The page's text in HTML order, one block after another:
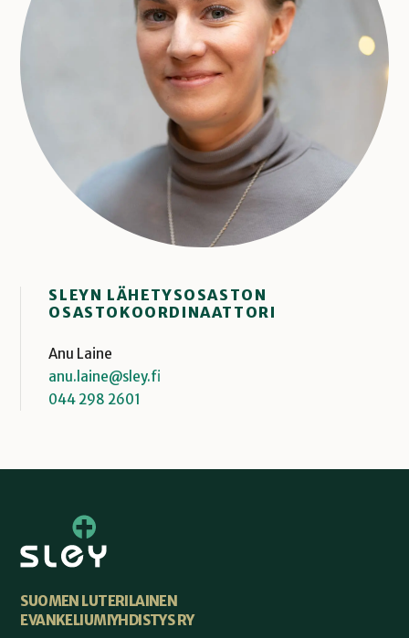
SLEYN LÄHETYSOSASTON
OSASTOKOORDINAATTORI
Anu Laine
anu.laine@sley.fi
044 298 2601
SUOMEN LUTERILAINEN
EVANKELIUMIYHDISTYS RY